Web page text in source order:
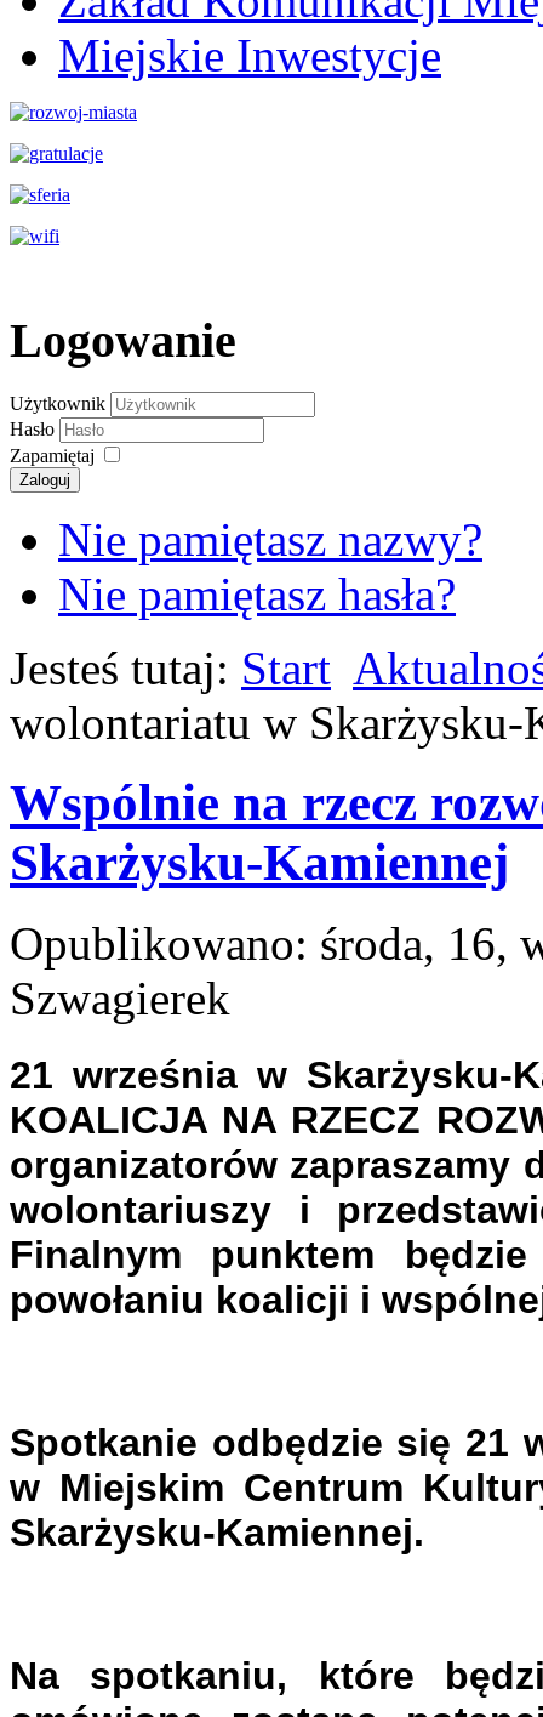
Miejskie Inwestycje
Logowanie
Użytkownik
Hasło
Zapamiętaj
Zaloguj
Nie pamiętasz nazwy?
Nie pamiętasz hasła?
Jesteś tutaj: Start
wolontariatu w Skarżysku-
Wspólnie na rzecz
Skarżysku-Kamiennej
Opublikowano: środa, 16,
Szwagierek
21 września w Skarżysku-
KOALICJA NA RZECZ
organizatorów zapraszamy
wolontariuszy i
Finalnym punktem
powołaniu koalicji i
Spotkanie odbędzie się 21
w Miejskim Centrum
Skarżysku-Kamiennej.
Na spotkaniu, które